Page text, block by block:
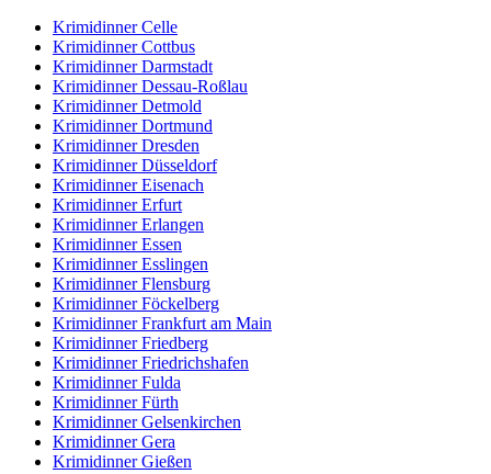
Krimidinner Celle
Krimidinner Cottbus
Krimidinner Darmstadt
Krimidinner Dessau-Roßlau
Krimidinner Detmold
Krimidinner Dortmund
Krimidinner Dresden
Krimidinner Düsseldorf
Krimidinner Eisenach
Krimidinner Erfurt
Krimidinner Erlangen
Krimidinner Essen
Krimidinner Esslingen
Krimidinner Flensburg
Krimidinner Föckelberg
Krimidinner Frankfurt am Main
Krimidinner Friedberg
Krimidinner Friedrichshafen
Krimidinner Fulda
Krimidinner Fürth
Krimidinner Gelsenkirchen
Krimidinner Gera
Krimidinner Gießen